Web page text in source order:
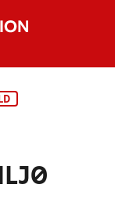
NYHEDER